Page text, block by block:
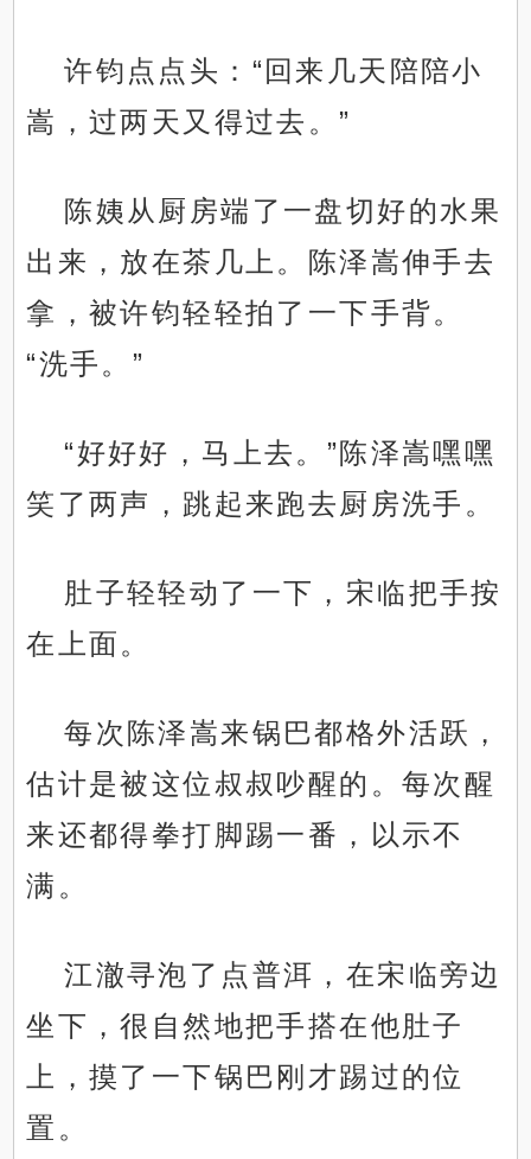
许钧点点头：“回来几天陪陪小
嵩，过两天又得过去。”
陈姨从厨房端了一盘切好的水果
出来，放在茶几上。陈泽嵩伸手去
拿，被许钧轻轻拍了一下手背。
“洗手。”
“好好好，马上去。”陈泽嵩嘿嘿
笑了两声，跳起来跑去厨房洗手。
肚子轻轻动了一下，宋临把手按
在上面。
每次陈泽嵩来锅巴都格外活跃，
估计是被这位叔叔吵醒的。每次醒
来还都得拳打脚踢一番，以示不
满。
江澈寻泡了点普洱，在宋临旁边
坐下，很自然地把手搭在他肚子
上，摸了一下锅巴刚才踢过的位
置。